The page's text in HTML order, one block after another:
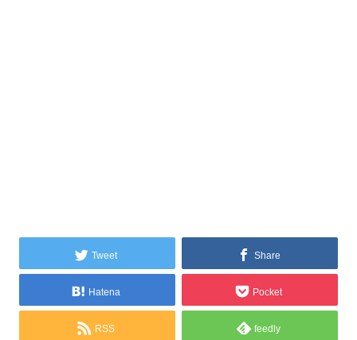
Tweet Share
Hatena Pocket
RSS feedly